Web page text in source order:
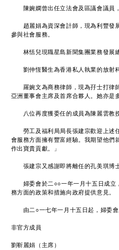
陳婉嫻曾出任立法會及區議會議員，
趙麗娟為資深會計師，現為利豐發展
參與社會服務。
林恬兒現職星島新聞集團業務發展總
劉仲恆醫生為香港私人執業的放射
羅婉文為商務律師，現為孖士打律師
亞洲董事會主席及首席合夥人。她亦是
八位再度獲委任的成員為陳麗雲教
勞工及福利局局長張建宗歡迎上述任
會服務方面擁有豐富經驗。我期望他們
作出寶貴貢獻。」
張建宗又感謝即將離任的孔美琪博士
婦委會於二○○一年一月十五日成立
務方面的政策和措施向政府提供意見。
由二○一七年一月十五日起，婦委會
非官方成員
劉靳麗娟（主席）